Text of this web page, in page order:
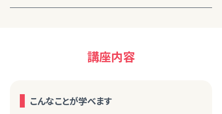
講座内容
こんなことが学べます